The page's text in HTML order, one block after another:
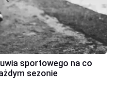
sportowego na co
sezonie